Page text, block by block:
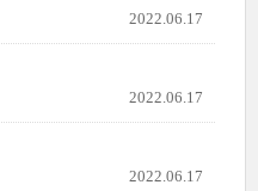
2022.06.17
2022.06.17
2022.06.17